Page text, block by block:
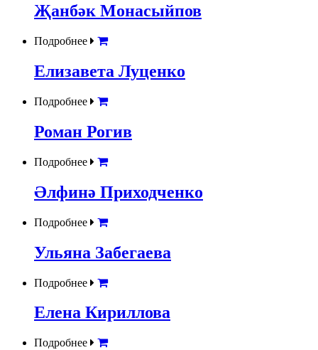
Җанбәк Монасыйпов
Подробнее
Елизавета Луценко
Подробнее
Роман Рогив
Подробнее
Әлфинә Приходченко
Подробнее
Ульяна Забегаева
Подробнее
Елена Кириллова
Подробнее